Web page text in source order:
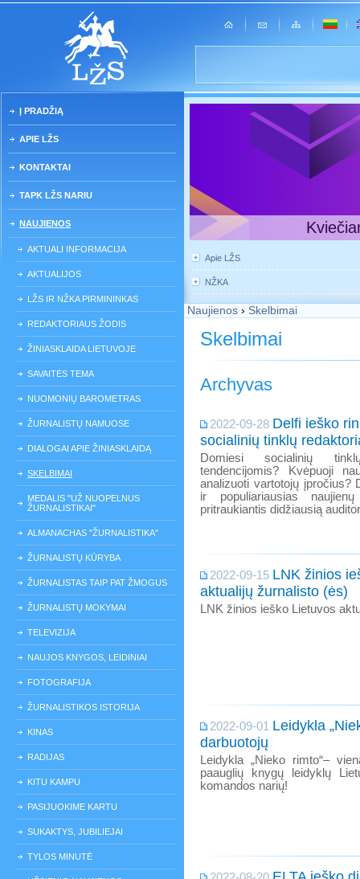
Į PRADŽIĄ
APIE LŽS
KONTAKTAI
TAPK LŽS NARIU
NAUJIENOS
AKTUALI INFORMACIJA
AKTUALIJOS
LŽS IR NŽKA PIRMININKAS
REDAKTORIAUS ŽODIS
ŽINIASKLAIDA LIETUVOJE
SAVAITĖS TEMA
NUOMONIŲ BAROMETRAS
ŽURNALISTŲ NAMUOSE
DIALOGAI APIE ŽINIASKLAIDĄ
SKELBIMAI
MEDALIS "UŽ NUOPELNUS
ŽURNALISTIKAI"
ALMANACHAS "ŽURNALISTIKA"
ŽURNALISTŲ KŪRYBA
ŽURNALISTAS TAIP PAT ŽMOGUS
ŽURNALISTŲ MOKYMAI
TELEVIZIJA
NAUJOS KNYGOS, LEIDINIAI
FOTOGRAFIJA
ŽURNALISTIKOS ISTORIJA
KINAS
RADIJAS
KITU KAMPU
PASIJUOKIME KARTU
SUKAKTYS, JUBILIEJAI
TYLOS MINUTĖ
Apie LŽS
NŽKA
Naujienos › Skelbimai
Skelbimai
Archyvas
2022-09-28 Delfi ieško
socialinių tinklų
Domiesi socialinių
tendencijomis? Kvėpuoji
analizuoti vartotojų įpročius?
ir populiariausias
pritraukiantis didžiausią
2022-09-15 LNK žinios
aktualijų žurnalisto (ės)
LNK žinios ieško Lietuvos
2022-09-01 Leidykla
darbuotojų
Leidykla „Nieko rimto“–
paauglių knygų leidyklų
komandos narių!